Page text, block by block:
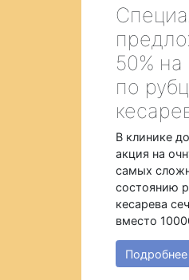
50%
по
В клинике
акция на
самых
состоянию
кесарева
вместо
Подробнее